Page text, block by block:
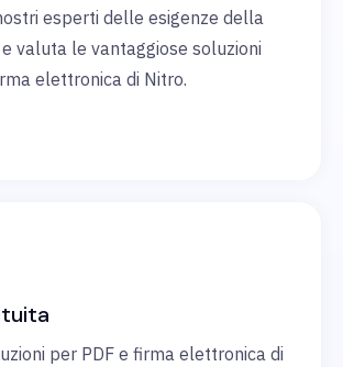
esperti delle esigenze della
valuta le vantaggiose soluzioni
elettronica di Nitro.
per PDF e firma elettronica di